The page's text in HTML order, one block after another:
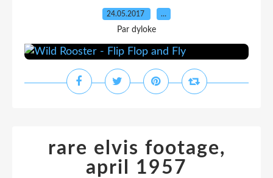
24.05.2017 …
Par dyloke
rare elvis footage,
april 1957